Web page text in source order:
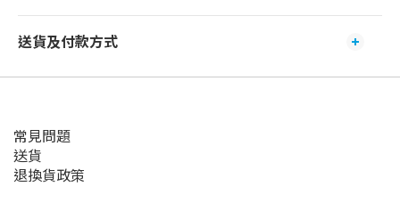
送貨及付款方式
常見問題
送貨
退換貨政策